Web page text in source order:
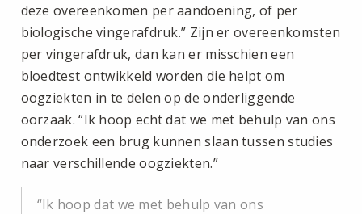
deze overeenkomen per aandoening, of per
biologische vingerafdruk.” Zijn er overeenkomsten
per vingerafdruk, dan kan er misschien een
bloedtest ontwikkeld worden die helpt om
oogziekten in te delen op de onderliggende
oorzaak. “Ik hoop echt dat we met behulp van ons
onderzoek een brug kunnen slaan tussen studies
naar verschillende oogziekten.”
Ik hoop dat we met behulp van ons